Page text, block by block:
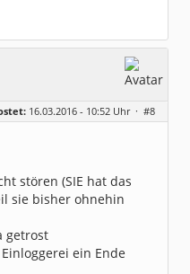
16.03.2016 - 10:52 Uhr · #8
stören (SIE hat das
sie bisher ohnehin
getrost
ein Ende